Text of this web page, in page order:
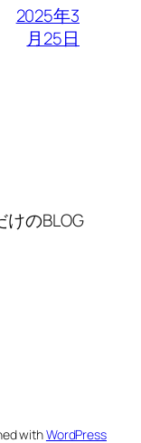
2025年3
月25日
のBLOG
withWordPress